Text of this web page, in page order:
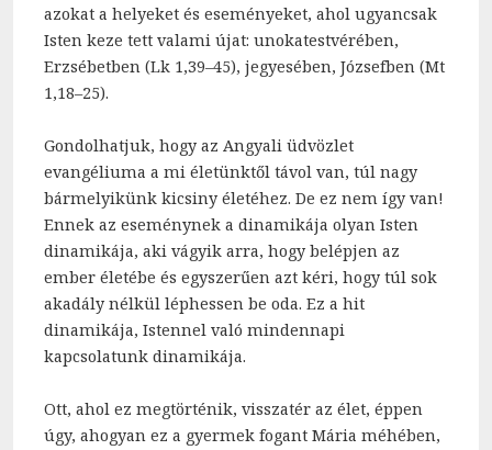
azokat a helyeket és eseményeket, ahol ugyancsak
Isten keze tett valami újat: unokatestvérében,
Erzsébetben (Lk 1,39–45), jegyesében, Józsefben (Mt
1,18–25).
Gondolhatjuk, hogy az Angyali üdvözlet
evangéliuma a mi életünktől távol van, túl nagy
bármelyikünk kicsiny életéhez. De ez nem így van!
Ennek az eseménynek a dinamikája olyan Isten
dinamikája, aki vágyik arra, hogy belépjen az
ember életébe és egyszerűen azt kéri, hogy túl sok
akadály nélkül léphessen be oda. Ez a hit
dinamikája, Istennel való mindennapi
kapcsolatunk dinamikája.
Ott, ahol ez megtörténik, visszatér az élet, éppen
úgy, ahogyan ez a gyermek fogant Mária méhében,